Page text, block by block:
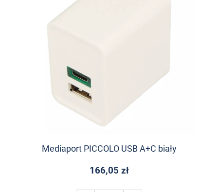
Mediaport PICCOLO USB A+C biały
166,05 zł